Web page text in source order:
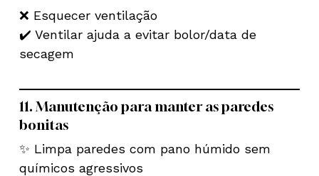
❌ Esquecer ventilação
✔️ Ventilar ajuda a evitar bolor/data de
secagem
11. Manutenção para manter as paredes
bonitas
✨ Limpa paredes com pano húmido sem
químicos agressivos